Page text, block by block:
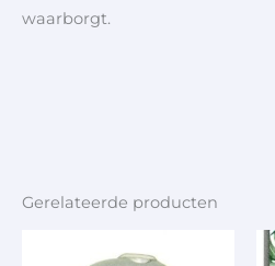
waarborgt.
Gerelateerde producten